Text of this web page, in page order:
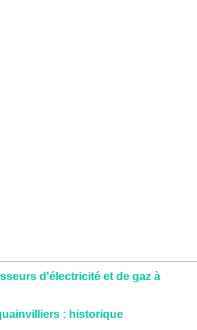
d'électricité et de gaz à
: historique